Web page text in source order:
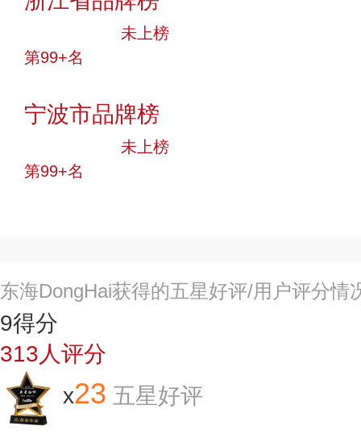
未上榜
第99+名
宁波市品牌榜
未上榜
第99+名
东海DongHai获得的五星好评/用户评分情
9得分
313人评分
x23 五星好评